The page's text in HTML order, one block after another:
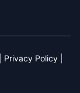
Privacy Policy